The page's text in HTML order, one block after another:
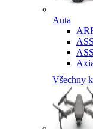
Auta
Všechny